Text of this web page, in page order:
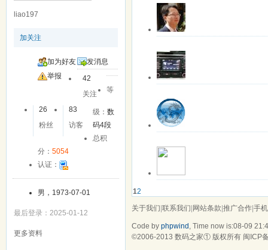
liao197
加关注
加为好友
发消息
举报
42
关注
26
粉丝
83
访客
等
级：数
码4段
总积
分： 5054
认证：
男，1973-07-01
最后登录：2025-01-12
更多资料
灯下黑http://
更多操作
老婆说：“莫问回报，拆东
更多操作
更多操作
该用户暂无签名
该用户暂无签名
更多操作
最近登录:
12
关于我们|联系我们|网站条款|推广合作|手
Code by phpwind, Time now is:08-09
©2006-2013 数码之家① 版权所有 闽ICP